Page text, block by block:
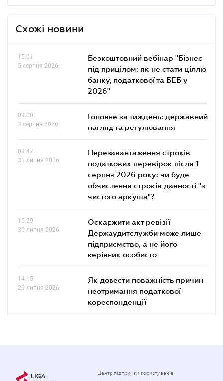
Схожі новини
15.01
5 серпня 2026
Безкоштовний вебінар "Бізнес
під прицілом: як не стати ціллю
банку, податкової та БЕБ у
2026"
09.00
3 серпня 2026
Головне за тиждень: державний
нагляд та регулювання
09.47
31 липня 2026
Перезавантаження строків
податкових перевірок після 1
серпня 2026 року: чи буде
обчислення строків давності "з
чистого аркуша"?
15.29
30 липня 2026
Оскаржити акт ревізії
Держаудитслужби може лише
підприємство, а не його
керівник особисто
14.15
29 липня 2026
Як довести поважність причин
неотримання податкової
кореспонденції
Центр підтримки користувачів